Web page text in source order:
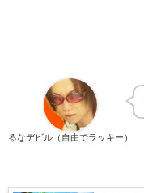
るなデビル（自由でラッキー）